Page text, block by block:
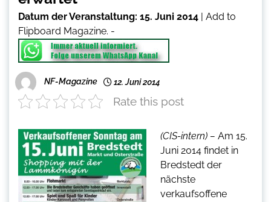
Datum der Veranstaltung: 15. Juni 2014
Add to
Flipboard Magazine. -
NF-Magazine 12. Juni 2014
Rate this post
(CIS-intern) – Am 15.
Juni 2014 findet in
Bredstedt der
nächste
verkaufsoffene